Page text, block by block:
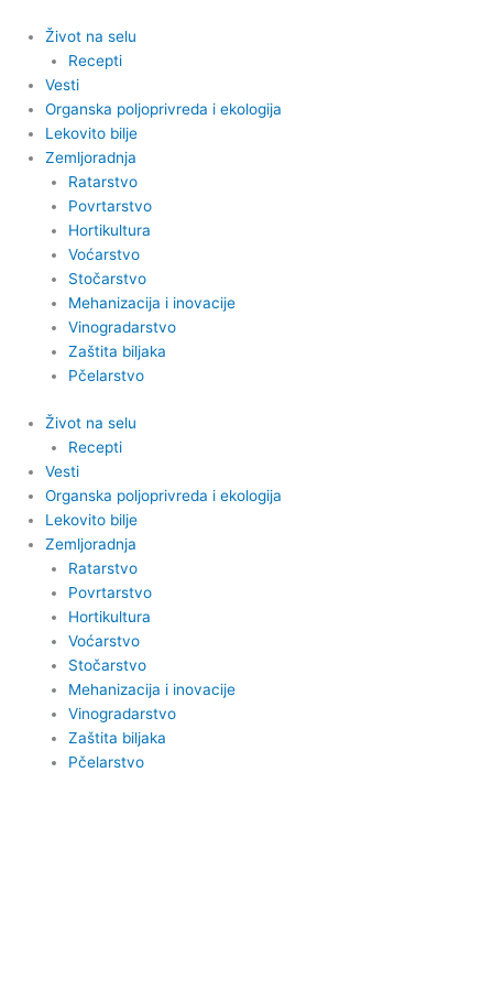
Život na selu
Recepti
Vesti
Organska poljoprivreda i ekologija
Lekovito bilje
Zemljoradnja
Ratarstvo
Povrtarstvo
Hortikultura
Voćarstvo
Stočarstvo
Mehanizacija i inovacije
Vinogradarstvo
Zaštita biljaka
Pčelarstvo
Život na selu
Recepti
Vesti
Organska poljoprivreda i ekologija
Lekovito bilje
Zemljoradnja
Ratarstvo
Povrtarstvo
Hortikultura
Voćarstvo
Stočarstvo
Mehanizacija i inovacije
Vinogradarstvo
Zaštita biljaka
Pčelarstvo